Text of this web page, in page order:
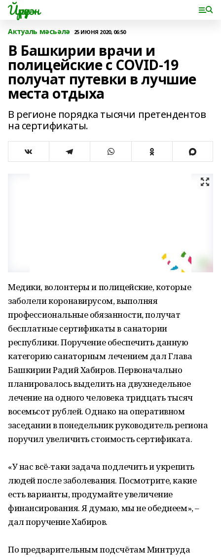
Йүрүҙән
Актуаль мәсьәлә 25 ИЮНЯ 2020, 06:50
В Башкирии врачи и
полицейские с COVID-19
получат путевки в лучшие
места отдыха
В регионе порядка тысячи претендентов
на сертификаты.
Медики, волонтеры и полицейские, которые
заболели коронавирусом, выполняя
профессиональные обязанности, получат
бесплатные сертификаты в санатории
республики. Поручение обеспечить данную
категорию санаторным лечением дал Глава
Башкирии Радий Хабиров. Первоначально
планировалось выделить на двухнедельное
лечение на одного человека тридцать тысяч
восемьсот рублей. Однако на оперативном
заседании в понедельник руководитель региона
поручил увеличить стоимость сертификата.
«У нас всё-таки задача подлечить и укрепить
людей после заболевания. Посмотрите, какие
есть варианты, продумайте увеличение
финансирования. Я думаю, мы не обеднеем», –
дал поручение Хабиров.
По предварительным подсчётам Минтруда